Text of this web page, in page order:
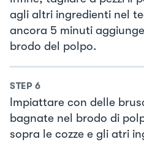
agli altri ingredienti nel
ancora 5 minuti
brodo del polpo.
STEP 6
Impiattare con delle
bagnate nel brodo di
sopra le cozze e gli atri